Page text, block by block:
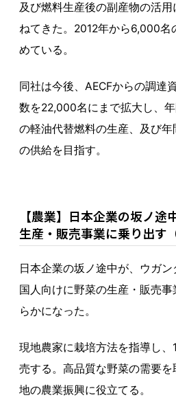
及び燃料生産後の副産物の活
ねてきた。2012年から6,000名
めている。
同社は今後、AECFからの調達
数を22,000名にまで拡大し、
の軽油代替燃料の生産、及び
の供給を目指す。
【農業】日本企業の坂ノ途
生産・販売事業に乗り出す
日本企業の坂ノ途中が、ウガ
国人向けに野菜の生産・販売
らかになった。
現地農家に栽培方法を指導し
売する。高品質な野菜の需要
地の農業振興に役立てる。